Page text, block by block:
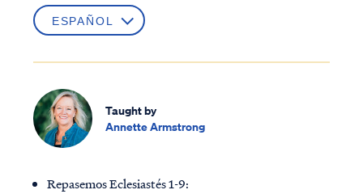
Taught by
Annette Armstrong
Repasemos Eclesiastés 1-9: